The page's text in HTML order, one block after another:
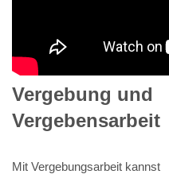
Vergebung und
Vergebensarbeit
Mit Vergebungsarbeit kannst